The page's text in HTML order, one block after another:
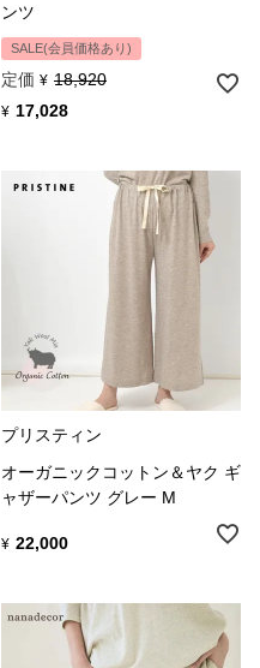
ンツ
SALE(会員価格あり)
定価 ¥ 18,920
¥ 17,028
プリスティン
オーガニックコットン＆ヤク ギ
ャザーパンツ グレー M
¥ 22,000